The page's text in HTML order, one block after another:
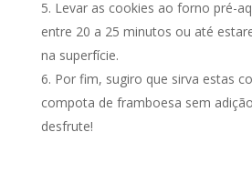
Levar as cookies ao forno pré-
entre 20 a 25 minutos ou até
na superfície.
Por fim, sugiro que sirva estas
compota de framboesa sem
desfrute!